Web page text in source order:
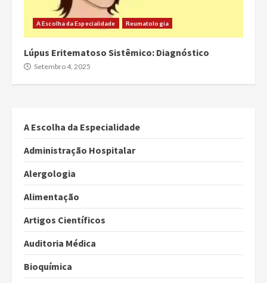
A Escolha da Especialidade Reumatologia
Lúpus Eritematoso Sistêmico: Diagnóstico
Setembro 4, 2025
A Escolha da Especialidade
Administração Hospitalar
Alergologia
Alimentação
Artigos Científicos
Auditoria Médica
Bioquímica